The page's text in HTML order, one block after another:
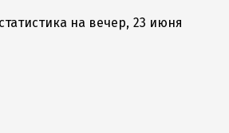
на вечер, 23 июня